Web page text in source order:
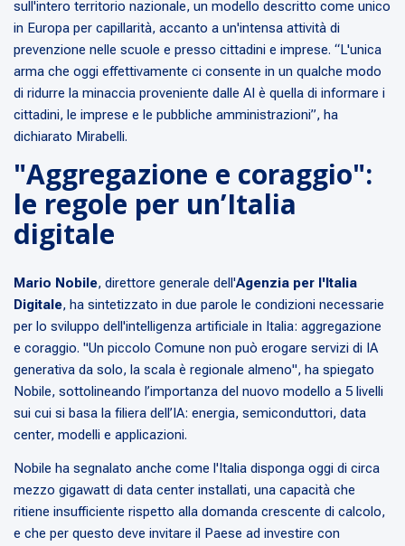
sull'intero territorio nazionale, un modello descritto come unico
in Europa per capillarità, accanto a un'intensa attività di
prevenzione nelle scuole e presso cittadini e imprese. “L'unica
arma che oggi effettivamente ci consente in un qualche modo
di ridurre la minaccia proveniente dalle AI è quella di informare i
cittadini, le imprese e le pubbliche amministrazioni”, ha
dichiarato Mirabelli.
"Aggregazione e coraggio":
le regole per un’Italia
digitale
Mario Nobile, direttore generale dell'Agenzia per l'Italia
Digitale, ha sintetizzato in due parole le condizioni necessarie
per lo sviluppo dell'intelligenza artificiale in Italia: aggregazione
e coraggio. "Un piccolo Comune non può erogare servizi di IA
generativa da solo, la scala è regionale almeno", ha spiegato
Nobile, sottolineando l’importanza del nuovo modello a 5 livelli
sui cui si basa la filiera dell’IA: energia, semiconduttori, data
center, modelli e applicazioni.
Nobile ha segnalato anche come l'Italia disponga oggi di circa
mezzo gigawatt di data center installati, una capacità che
ritiene insufficiente rispetto alla domanda crescente di calcolo,
e che per questo deve invitare il Paese ad investire con